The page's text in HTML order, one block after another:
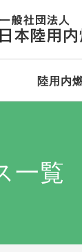
陸用内
一覧